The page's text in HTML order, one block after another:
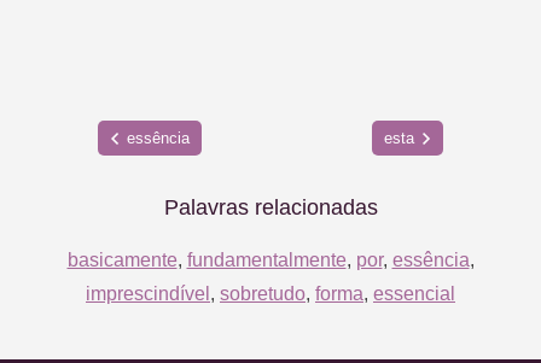
essência esta
Palavras relacionadas
basicamente, fundamentalmente, por, essência,
imprescindível , sobretudo, forma, essencial